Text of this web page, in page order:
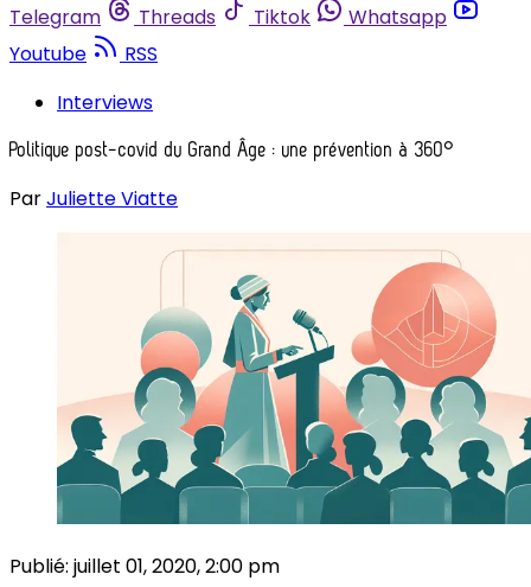
Telegram
Threads Tiktok
Whatsapp
Youtube
RSS
Interviews
Politique post-covid du Grand Âge : une prévention à 360°
ParJuliette Viatte
Publié: juillet 01, 2020, 2:00 pm